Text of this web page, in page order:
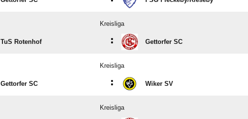
Kreisliga
TuS Rotenhof : Gettorfer SC
Kreisliga
Gettorfer SC : Wiker SV
Kreisliga